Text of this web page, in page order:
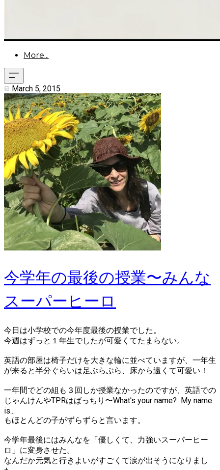
More...
March 5, 2015
今学年の最後の授業〜みんな
スーパーヒーロ
今日は小学校での今年度最後の授業でした。
今週はずっと１年生でしたが可愛くてたまらない。
英語の部屋は椅子だけを大きな輪に並べていますが、一年生
が来ると半分ぐらいは足ぶらぶら、床から遠くて可愛い！
一年間でどの組も３回しか授業なかったのですが、英語での
じゃんけんやTPRはばっちり〜What's your name? My name
is...
もほとんどの子がずらずらと言います。
今学年最後にはみんなを 「優しくて、力強いスーパーヒー
ロ」 に変身させた。
なんだか元気と行きよいがすごくて涙が出そうになりまし